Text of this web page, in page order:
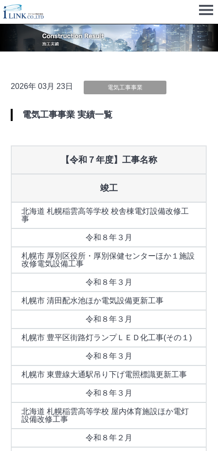
2026年 03月 23日 電気工事事業
電気工事事業 実績一覧
【令和７年度】工事名称
竣工
北海道 札幌稲雲高等学校 校舎棟電灯設備改修工
事
令和８年３月
札幌市 厚別区役所・厚別保健センターほか１施設
改修電気設備工事
令和８年３月
札幌市 清田配水池ほか電気設備更新工事
令和８年３月
札幌市 豊平区街路灯ランプＬＥＤ化工事(その１)
令和８年３月
札幌市 東豊線大通駅吊り下げ電照標識更新工事
令和８年３月
北海道 札幌稲雲高等学校 屋内体育施設ほか電灯
設備改修工事
令和８年２月